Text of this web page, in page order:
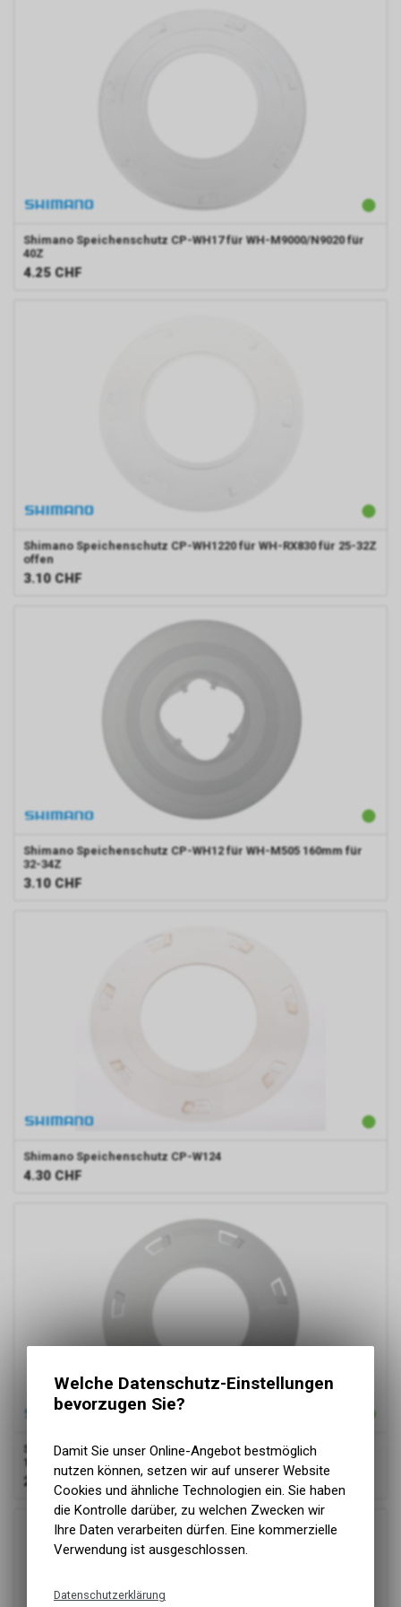
Shimano Speichenschutz CP-WH17 für WH-M9000/N9020 für
40Z
4.25 CHF
Shimano Speichenschutz CP-WH1220 für WH-RX830 für 25-32Z
offen
3.10 CHF
Shimano Speichenschutz CP-WH12 für WH-M505 160mm für
32-34Z
3.10 CHF
Shimano Speichenschutz CP-W124
4.30 CHF
Shimano Speichenschutz CP-W024 für 11-Gang Laufräder mit
10-Gang Kassette
2.40 CHF
Welche Datenschutz-Einstellungen
bevorzugen Sie?
Damit Sie unser Online-Angebot bestmöglich
nutzen können, setzen wir auf unserer Website
Cookies und ähnliche Technologien ein. Sie haben
die Kontrolle darüber, zu welchen Zwecken wir
Ihre Daten verarbeiten dürfen. Eine kommerzielle
Verwendung ist ausgeschlossen.
Datenschutzerklärung